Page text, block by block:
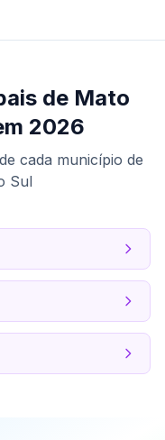
de Mato
2026
cada município de
Sul